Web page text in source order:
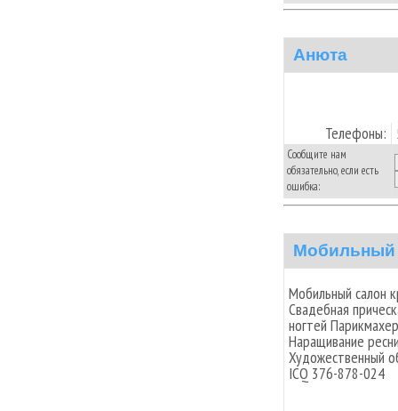
Анюта
Телефоны:
Сообщите нам
обязательно, если есть
ошибка:
Мобильный
Мобильный салон
Свадебная
ногтей
Наращивание
Художественный
ICQ 376-878-024